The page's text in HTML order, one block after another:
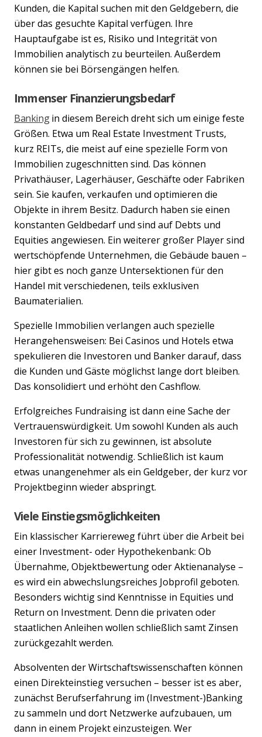
Kunden, die Kapital suchen mit den Geldgebern, die
über das gesuchte Kapital verfügen. Ihre
Hauptaufgabe ist es, Risiko und Integrität von
Immobilien analytisch zu beurteilen. Außerdem
können sie bei Börsengängen helfen.
Immenser Finanzierungsbedarf
Bankingin diesem Bereich dreht sich um einige feste
Größen. Etwa um Real Estate Investment Trusts,
kurz REITs, die meist auf eine spezielle Form von
Immobilien zugeschnitten sind. Das können
Privathäuser, Lagerhäuser, Geschäfte oder Fabriken
sein. Sie kaufen, verkaufen und optimieren die
Objekte in ihrem Besitz. Dadurch haben sie einen
konstanten Geldbedarf und sind auf Debts und
Equities angewiesen. Ein weiterer großer Player sind
wertschöpfende Unternehmen, die Gebäude bauen –
hier gibt es noch ganze Untersektionen für den
Handel mit verschiedenen, teils exklusiven
Baumaterialien.
Spezielle Immobilien verlangen auch spezielle
Herangehensweisen: Bei Casinos und Hotels etwa
spekulieren die Investoren und Banker darauf, dass
die Kunden und Gäste möglichst lange dort bleiben.
Das konsolidiert und erhöht den Cashflow.
Erfolgreiches Fundraising ist dann eine Sache der
Vertrauenswürdigkeit. Um sowohl Kunden als auch
Investoren für sich zu gewinnen, ist absolute
Professionalität notwendig. Schließlich ist kaum
etwas unangenehmer als ein Geldgeber, der kurz vor
Projektbeginn wieder abspringt.
Viele Einstiegsmöglichkeiten
Ein klassischer Karriereweg führt über die Arbeit bei
einer Investment- oder Hypothekenbank: Ob
Übernahme, Objektbewertung oder Aktienanalyse –
es wird ein abwechslungsreiches Jobprofil geboten.
Besonders wichtig sind Kenntnisse in Equities und
Return on Investment. Denn die privaten oder
staatlichen Anleihen wollen schließlich samt Zinsen
zurückgezahlt werden.
Absolventen der Wirtschaftswissenschaften können
einen Direkteinstieg versuchen – besser ist es aber,
zunächst Berufserfahrung im (Investment-)Banking
zu sammeln und dort Netzwerke aufzubauen, um
dann in einem Projekt einzusteigen. Wer